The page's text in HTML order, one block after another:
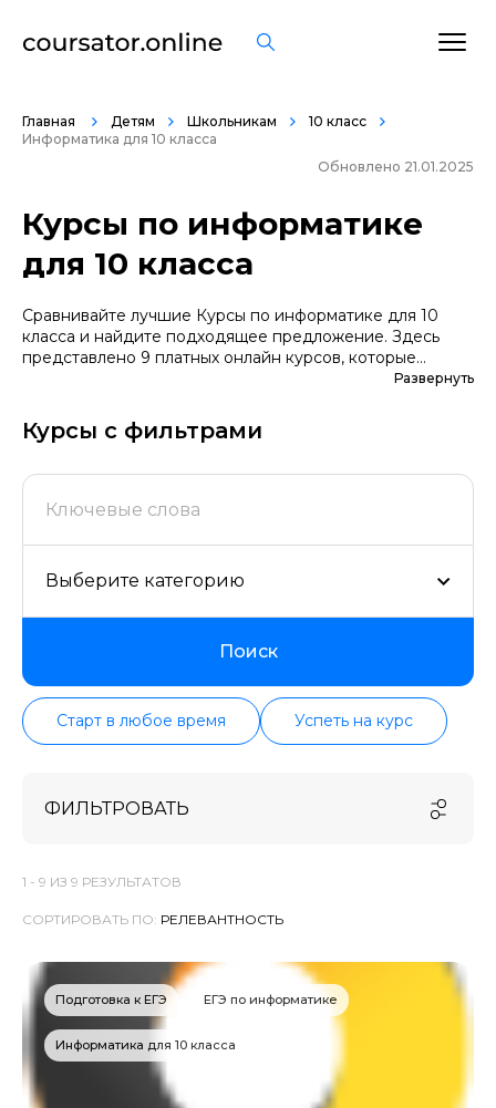
Главная Детям Школьникам
10 класс
Информатика для 10 класса
Обновлено 21.01.2025
Курсы по информатике
для 10 класса
Сравнивайте лучшие Курсы по информатике для 10
класса и найдите подходящее предложение. Здесь
представлено 9 платных онлайн курсов, которые
помогут вам стать грамотными специалистами. А если
попробуйте бесплатные варианты. Большой выбор
обучающих программ по цене, продолжительности,
поддерживаем информацию о всех курсах
проверенных школ в актуальном состоянии.
Развернуть
Курсы с фильтрами
Выберите категорию
Поиск
Старт в любое время Успеть на курс
ФИЛЬТРОВАТЬ
1 - 9 ИЗ 9 РЕЗУЛЬТАТОВ
СОРТИРОВАТЬ ПО:
Подготовка к ЕГЭ ЕГЭ по информатике
Информатика для 10 класса